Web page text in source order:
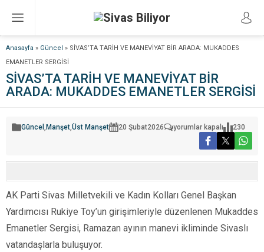
Anasayfa » Güncel » SİVAS’TA TARİH VE MANEVİYAT BİR ARADA: MUKADDES
EMANETLER SERGİSİ
SİVAS’TA TARİH VE MANEVİYAT BİR
ARADA: MUKADDES EMANETLER SERGİSİ
Güncel , Manşet,Üst Manşet 20 Şubat2026
SİVAS’TA
MANEVİYAT
BİR
SERGİSİ
için
yorumlar kapalı 230
AK Parti Sivas Milletvekili ve Kadın Kolları Genel Başkan
Yardımcısı Rukiye Toy’un girişimleriyle düzenlenen Mukaddes
Emanetler Sergisi, Ramazan ayının manevi ikliminde Sivaslı
vatandaşlarla buluşuyor.